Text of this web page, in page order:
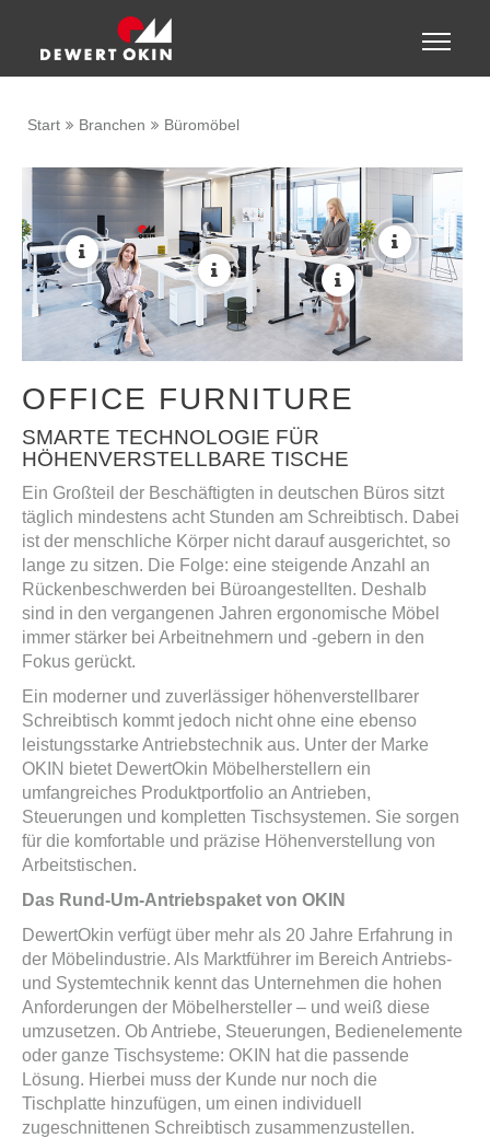
Toggle
Start Branchen Büromöbel
More
More
More
More
OFFICE FURNITURE
SMARTE TECHNOLOGIE FÜR
HÖHENVERSTELLBARE TISCHE
Ein Großteil der Beschäftigten in deutschen Büros sitzt
täglich mindestens acht Stunden am Schreibtisch. Dabei
ist der menschliche Körper nicht darauf ausgerichtet, so
lange zu sitzen. Die Folge: eine steigende Anzahl an
Rückenbeschwerden bei Büroangestellten. Deshalb
sind in den vergangenen Jahren ergonomische Möbel
immer stärker bei Arbeitnehmern und -gebern in den
Fokus gerückt.
Ein moderner und zuverlässiger höhenverstellbarer
Schreibtisch kommt jedoch nicht ohne eine ebenso
leistungsstarke Antriebstechnik aus. Unter der Marke
OKIN bietet DewertOkin Möbelherstellern ein
umfangreiches Produktportfolio an Antrieben,
Steuerungen und kompletten Tischsystemen. Sie sorgen
für die komfortable und präzise Höhenverstellung von
Arbeitstischen.
Das Rund-Um-Antriebspaket von OKIN
DewertOkin verfügt über mehr als 20 Jahre Erfahrung in
der Möbelindustrie. Als Marktführer im Bereich Antriebs-
und Systemtechnik kennt das Unternehmen die hohen
Anforderungen der Möbelhersteller – und weiß diese
umzusetzen. Ob Antriebe, Steuerungen, Bedienelemente
oder ganze Tischsysteme: OKIN hat die passende
Lösung. Hierbei muss der Kunde nur noch die
Tischplatte hinzufügen, um einen individuell
zugeschnittenen Schreibtisch zusammenzustellen.